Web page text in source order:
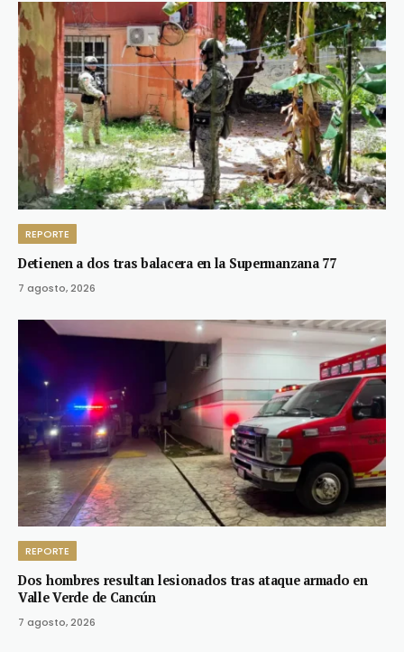
REPORTE
Detienen a dos tras balacera en la Supermanzana 77
7 agosto, 2026
REPORTE
Dos hombres resultan lesionados tras ataque armado en
Valle Verde de Cancún
7 agosto, 2026